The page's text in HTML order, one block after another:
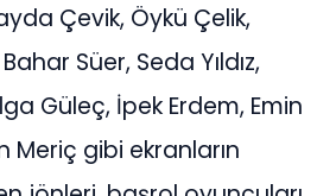
Çevik, Öykü Çelik,
Süer, Seda Yıldız,
Güleç, İpek Erdem, Emin
Meriç gibi ekranların